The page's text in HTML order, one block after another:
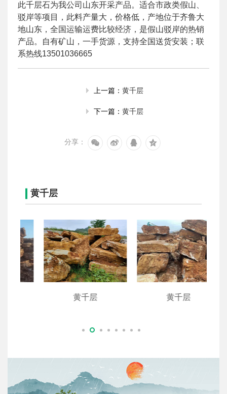
此千层石为我公司山东开采产品。适合市政类假山、
驳岸等项目，此料产量大，价格低，产地位于齐鲁大
地山东，全国运输运费比较经济，是假山驳岸的热销
产品。自有矿山，一手货源，支持全国送货安装；联
系热线13501036665
上一篇： 黄千层
下一篇： 黄千层
分享：
黄千层
黄千层 黄千层